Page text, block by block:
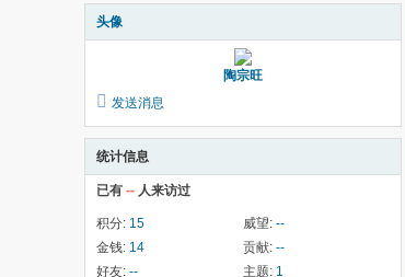
头像
陶宗旺
发送消息
统计信息
已有 -- 人来访过
积分: 15 威望: --
金钱: 14 贡献: --
好友: -- 主题: 1